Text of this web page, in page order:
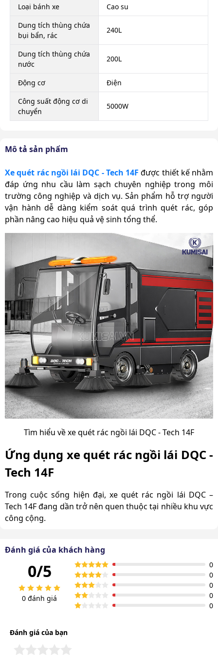
Mô tả sản phẩm
Xe quét rác ngồi lái DQC - Tech 14F được thiết kế nhằm
đáp ứng nhu cầu làm sạch chuyên nghiệp trong môi
trường công nghiệp và dịch vụ. Sản phẩm hỗ trợ người
vận hành dễ dàng kiểm soát quá trình quét rác, góp
phần nâng cao hiệu quả vệ sinh tổng thể.
Tìm hiểu về xe quét rác ngồi lái DQC - Tech 14F
Ứng dụng xe quét rác ngồi lái DQC -
Tech 14F
Trong cuộc sống hiện đại, xe quét rác ngồi lái DQC –
Tech 14F đang dần trở nên quen thuộc tại nhiều khu vực
công cộng.
Loại bánh xe
Cao su
Dung tích thùng chứa
bụi bẩn, rác
240L
Dung tích thùng chứa
nước
200L
Động cơ
Điện
Công suất động cơ di
chuyển
5000W
quay chổi bên
Nguồn điện
Lead acid / Lithium-ion
Dung lượng pin
48V/300Ah
Thời gian bảo hành
xe
Đánh giá của khách hàng
0/5
0 đánh giá
0
0
0
0
0
Đánh giá của bạn